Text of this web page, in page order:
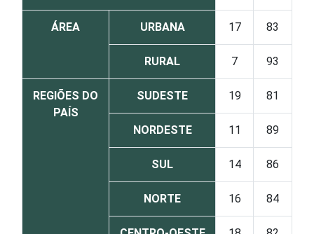
ÁREA URBANA 17 83
RURAL 7 93
REGIÕES DO
PAÍS
SUDESTE 19 81
NORDESTE 11 89
SUL 14 86
NORTE 16 84